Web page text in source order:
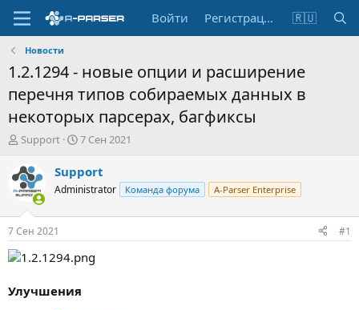
Войти Регистрация 🇷🇺
Новости
1.2.1294 - новые опции и расширение
перечня типов собираемых данных в
некоторых парсерах, багфиксы
А
т
о
р
т
е
м
ы
Support
Д
т
а
н
а
л
7 Сен 2021
Support
Administrator Команда форума A-Parser Enterprise
7 Сен 2021 #1
Улучшения